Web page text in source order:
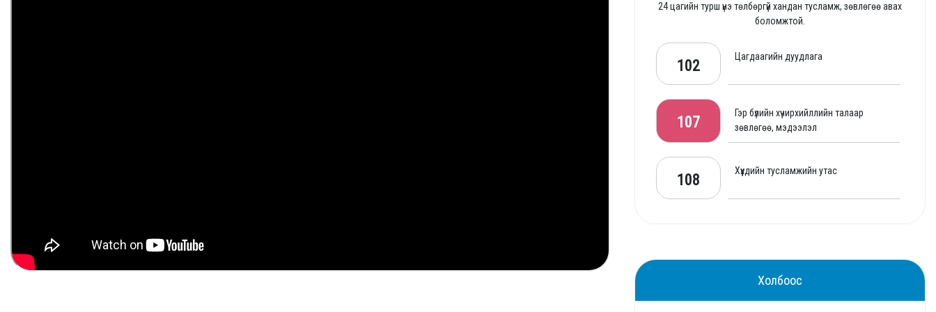
24 цагийн турш үнэ төлбөргүй хандан тусламж, зөвлөгөө авах
боломжтой.
102
Цагдаагийн дуудлага
107
Гэр бүлийн хүчирхийллийн талаар
зөвлөгөө, мэдээлэл
108
Хүүхдийн тусламжийн утас
Холбоос